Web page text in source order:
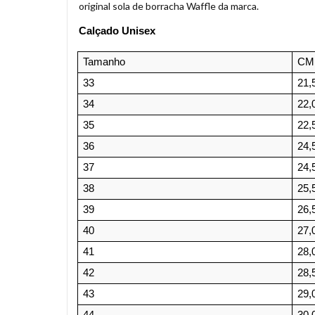
original sola de borracha Waffle da marca.
Calçado Unisex
Tamanho
CM
33
34
35
36
37
38
39
40
41
42
43